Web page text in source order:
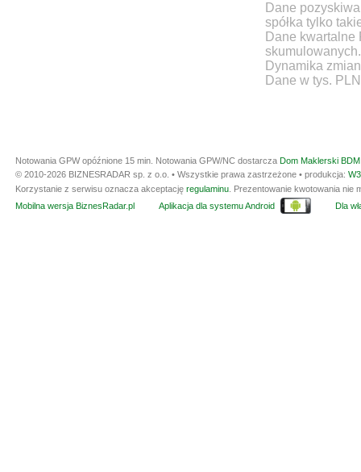
Dane
spółka tylko
Dane
skumulowanych.
Dynamika
Dane w tys. PLN
Notowania GPW opóźnione 15 min. Notowania GPW/NC dostarcza Dom Maklerski
© 2010-2026 BIZNESRADAR sp. z o.o. • Wszystkie prawa zastrzeżone • produkcja:
Korzystanie z serwisu oznacza akceptację regulaminu . Prezentowanie kwotowania
Mobilna wersja BiznesRadar.pl
Aplikacja dla systemu Android Dla